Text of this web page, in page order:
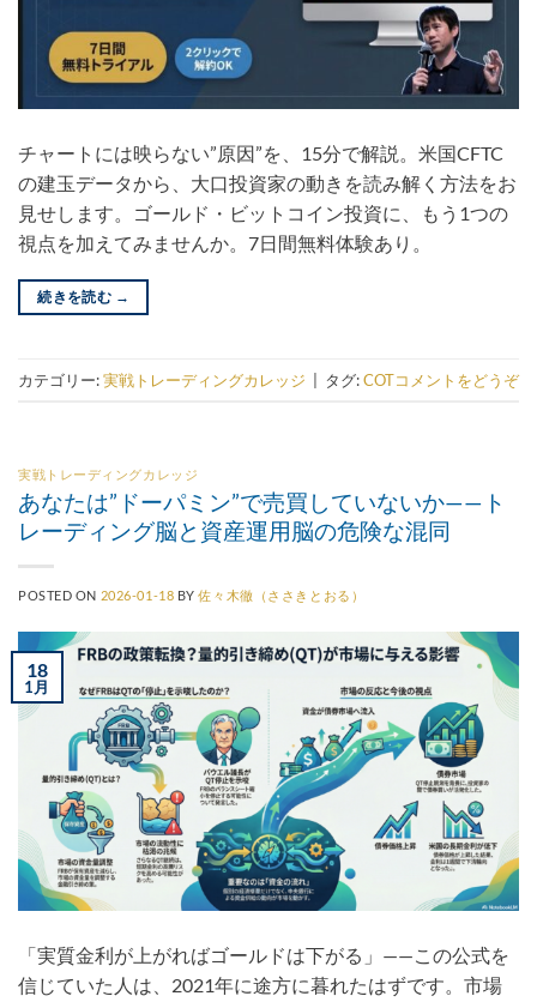
チャートには映らない”原因”を、15分で解説。米国CFTC
の建玉データから、大口投資家の動きを読み解く方法をお
見せします。ゴールド・ビットコイン投資に、もう1つの
視点を加えてみませんか。7日間無料体験あり。
続きを読む →
カテゴリー:実戦トレーディングカレッジ タグ:COTコメントをどうぞ
実戦トレーディングカレッジ
あなたは”ドーパミン”で売買していないか——ト
レーディング脳と資産運用脳の危険な混同
POSTED ON 2026-01-18 BY佐々木徹（ささきとおる）
18
1月
「実質金利が上がればゴールドは下がる」——この公式を
信じていた人は、2021年に途方に暮れたはずです。市場